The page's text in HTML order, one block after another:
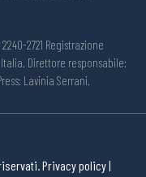
2721 Registrazione
Italia. Direttore responsabile:
Lavinia Serrani.
Privacy policy|